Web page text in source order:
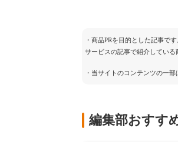
・商品PRを目的とした記事で
サービスの記事で紹介している
・当サイトのコンテンツの一
編集部おすす